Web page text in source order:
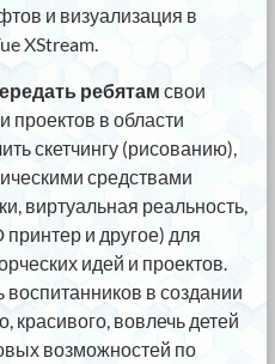
и визуализация в
XStream.
ребятам свои
проектов в области
скетчингу (рисованию),
средствами
виртуальная реальность,
и другое) для
идей и проектов.
в создании
красивого, вовлечь детей
возможностей по